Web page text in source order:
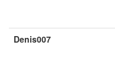
Denis007